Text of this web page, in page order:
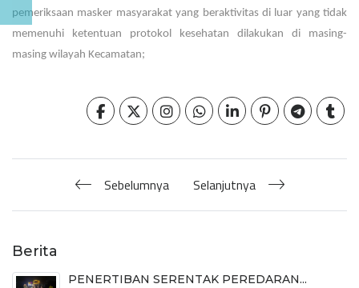
pemeriksaan masker masyarakat yang beraktivitas di luar yang tidak
memenuhi ketentuan protokol kesehatan dilakukan di masing-
masing wilayah Kecamatan;
Sebelumnya Selanjutnya
Berita
PENERTIBAN SERENTAK PEREDARAN...